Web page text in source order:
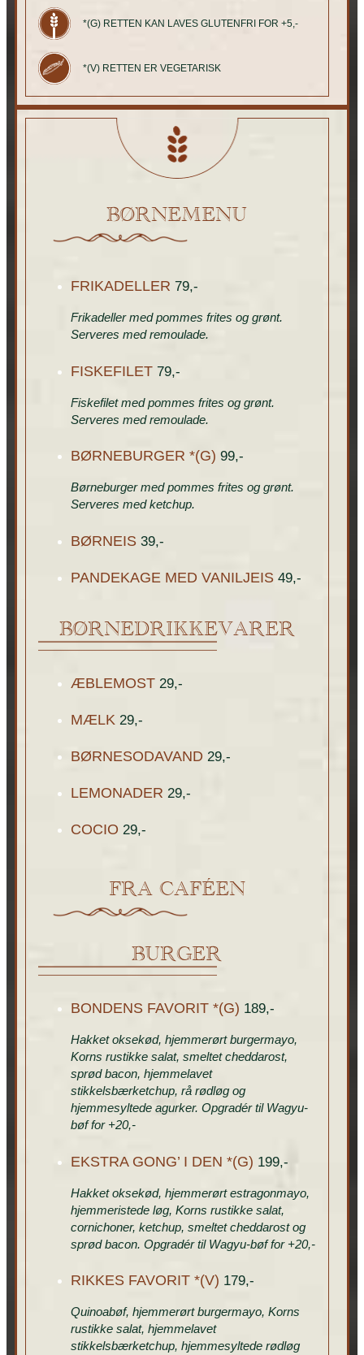
*(G) RETTEN KAN LAVES GLUTENFRI FOR +5,-
*(V) RETTEN ER VEGETARISK
BØRNEMENU
FRIKADELLER 79,-
Frikadeller med pommes frites og grønt.
Serveres med remoulade.
FISKEFILET 79,-
Fiskefilet med pommes frites og grønt.
Serveres med remoulade.
BØRNEBURGER *(G) 99,-
Børneburger med pommes frites og grønt.
Serveres med ketchup.
BØRNEIS 39,-
PANDEKAGE MED VANILJEIS 49,-
BØRNEDRIKKEVARER
ÆBLEMOST 29,-
MÆLK 29,-
BØRNESODAVAND 29,-
LEMONADER 29,-
COCIO 29,-
FRA CAFÉEN
BURGER
BONDENS FAVORIT *(G) 189,-
Hakket oksekød, hjemmerørt burgermayo,
Korns rustikke salat, smeltet cheddarost,
sprød bacon, hjemmelavet
stikkelsbærketchup, rå rødløg og
hjemmesyltede agurker. Opgradér til Wagyu-
bøf for +20,-
EKSTRA GONG’ I DEN *(G) 199,-
Hakket oksekød, hjemmerørt estragonmayo,
hjemmeristede løg, Korns rustikke salat,
cornichoner, ketchup, smeltet cheddarost og
sprød bacon. Opgradér til Wagyu-bøf for +20,-
RIKKES FAVORIT *(V) 179,-
Quinoabøf, hjemmerørt burgermayo, Korns
rustikke salat, hjemmelavet
stikkelsbærketchup, hjemmesyltede rødløg